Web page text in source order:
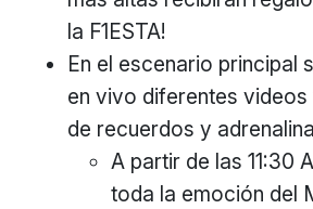
la F1ESTA!
En el escenario principal
en vivo diferentes videos
de recuerdos y
A partir de las 11:30
toda la emoción del